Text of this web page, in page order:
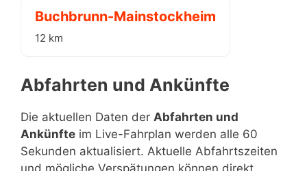
Buchbrunn-Mainstockheim
12 km
Abfahrten und Ankünfte
Die aktuellen Daten der Abfahrten und
Ankünfte im Live-Fahrplan werden alle 60
Sekunden aktualisiert. Aktuelle Abfahrtszeiten
und mögliche Verspätungen können direkt